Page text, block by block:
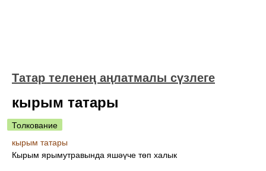
Татар теленең аңлатмалы сүзлеге
кырым татары
Толкование
кырым татары
Кырым ярымутравында яшәүче төп халык